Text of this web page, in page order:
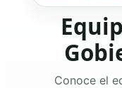
Conoce el